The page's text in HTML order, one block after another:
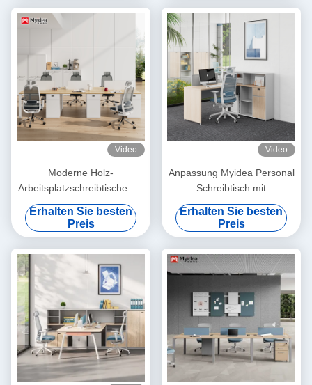
Bürokabinen
Video
Moderne Holz-
Arbeitsplatzschreibtische mit
Stauraum,
gegenüberliegend,
freistehendes Design,
einfache Montage
Erhalten Sie besten
Preis
Video
Anpassung Myidea Personal
Schreibtisch mit
Speicherschrank, Bildschirm
Stil, Einzelsitz, einfaches und
modernes Büro, Computer-
Schreibtisch
Erhalten Sie besten
Preis